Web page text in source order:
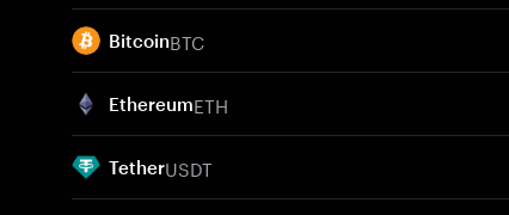
BitcoinBTC
EthereumETH
TetherUSDT